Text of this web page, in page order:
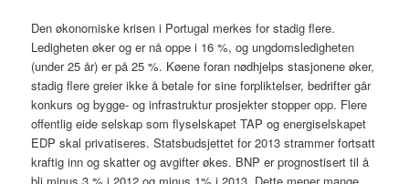
Den økonomiske krisen i Portugal merkes for stadig flere.
Ledigheten øker og er nå oppe i 16 %, og ungdomsledigheten
(under 25 år) er på 25 %. Køene foran nødhjelps stasjonene øker,
stadig flere greier ikke å betale for sine forpliktelser, bedrifter går
konkurs og bygge- og infrastruktur prosjekter stopper opp. Flere
offentlig eide selskap som flyselskapet TAP og energiselskapet
EDP skal privatiseres. Statsbudsjettet for 2013 strammer fortsatt
kraftig inn og skatter og avgifter økes. BNP er prognostisert til å